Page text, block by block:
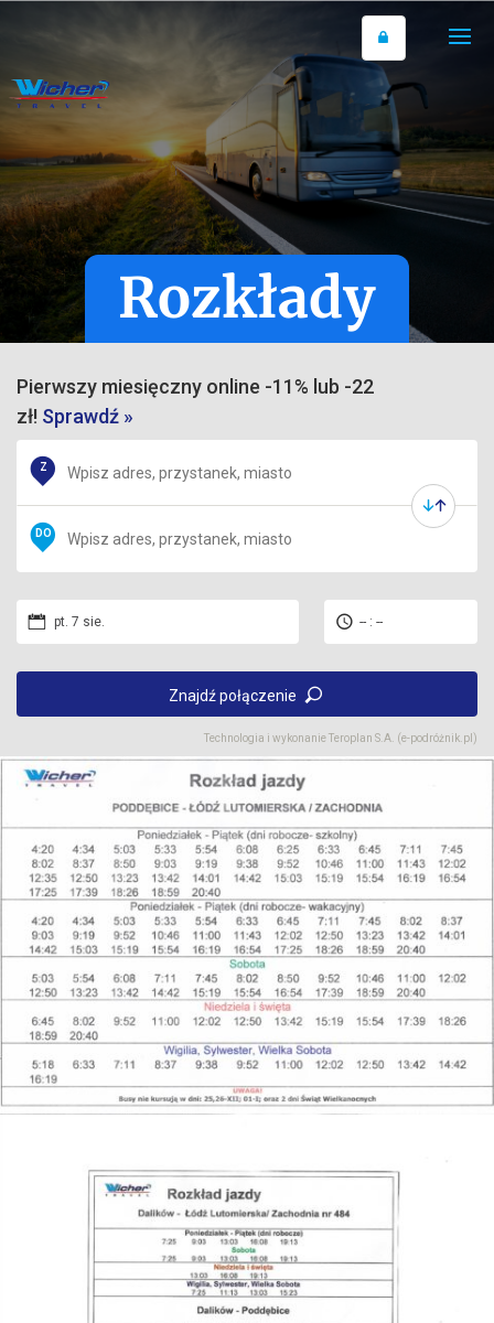
Rozkłady
Pierwszy miesięczny online -11% lub -22
zł! Sprawdź »
Technologia i wykonanieTeroplan S.A. (e-podróżnik.pl)
Z
DO
pt. 7 sie. -- : --
Znajdź połączenie